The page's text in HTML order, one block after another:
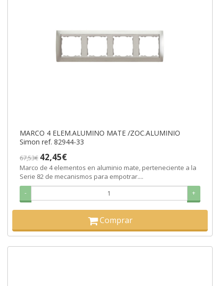
MARCO 4 ELEM.ALUMINO MATE /ZOC.ALUMINIO
Simon ref. 82944-33
67,53€ 42,45€
Marco de 4 elementos en aluminio mate, perteneciente a la
Serie 82 de mecanismos para empotrar....
- +
Comprar